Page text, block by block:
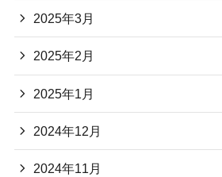
2025年3月
2025年2月
2025年1月
2024年12月
2024年11月